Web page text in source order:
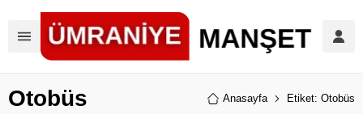
Otobüs Anasayfa Etiket: Otobüs